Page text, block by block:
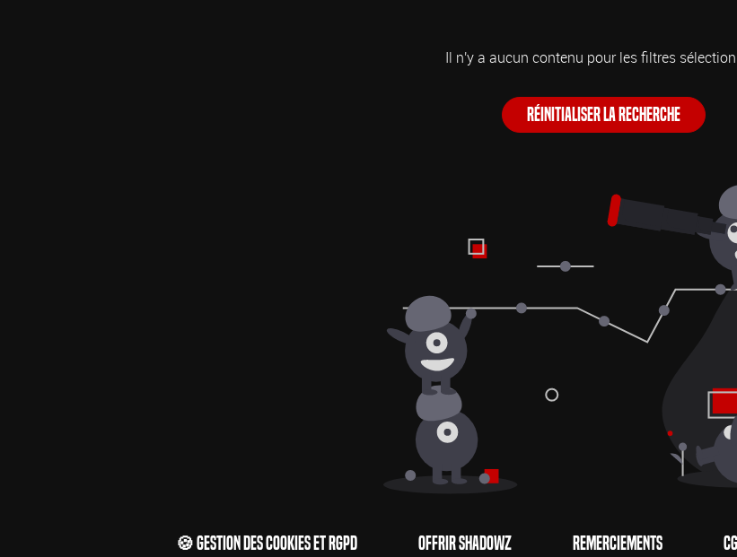
Il n'y a aucun contenu pour les filtres
Réinitialiser la recherche
🍪 Gestion des cookies et RGPD Offrir Shadowz Remerciements